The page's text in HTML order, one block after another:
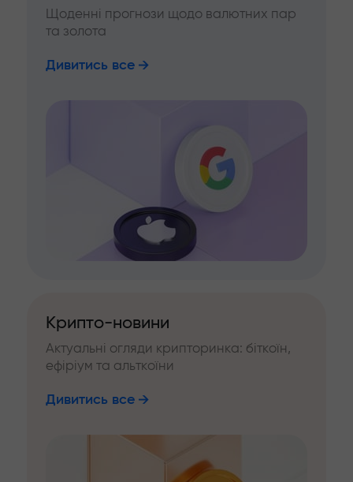
Щоденні прогнози щодо валютних пар
та золота
Дивитись все
Крипто-новини
Актуальні огляди крипторинка: біткоїн,
ефіріум та альткоїни
Дивитись все